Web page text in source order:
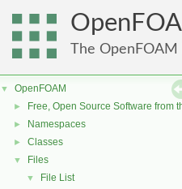
The OpenFOAM
▼ OpenFOAM
► Free, Open Source Software from
► Namespaces
► Classes
▼ Files
▼ File List